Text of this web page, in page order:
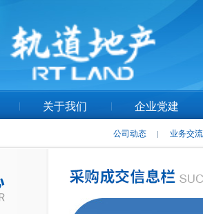
关于我们 企业党建
公司动态 业务交流